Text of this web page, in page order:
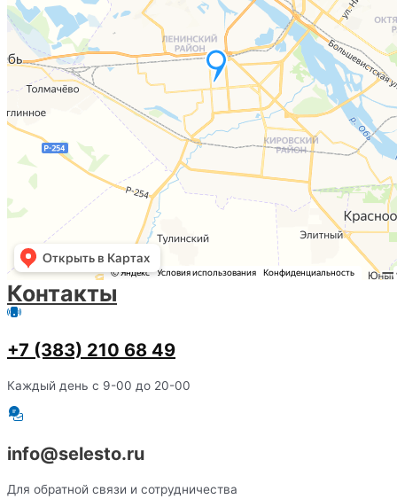
Контакты
+7 (383) 210 68 49
Каждый день с 9-00 до 20-00
info@selesto.ru
Для обратной связи и сотрудничества